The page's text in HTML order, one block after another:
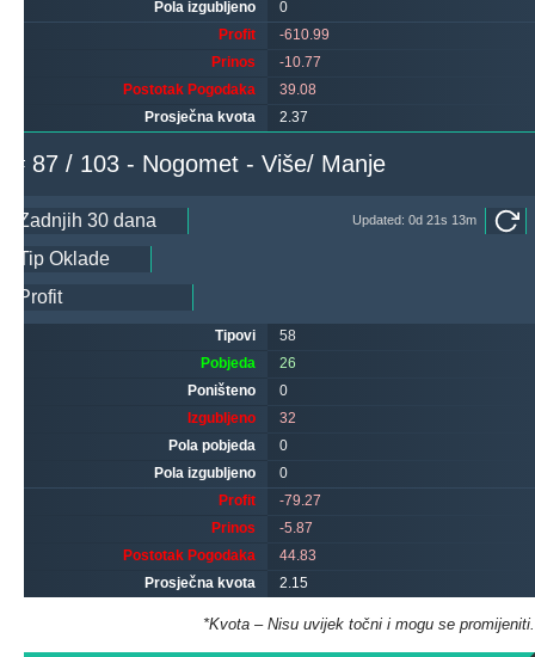
Pola izgubljeno
0
Profit
Prinos
Postotak Pogodaka
Prosječna kvota
-610.99
-10.77
39.08
2.37
# 87 / 103 - Nogomet - Više/ Manje
Updated: 0d 21s 13m
Tipovi
Pobjeda
Poništeno
Izgubljeno
Pola pobjeda
Pola izgubljeno
58
26
0
32
0
0
Profit
Prinos
Postotak Pogodaka
Prosječna kvota
-79.27
-5.87
44.83
2.15
*Kvota – Nisu uvijek točni i mogu se promijeniti.